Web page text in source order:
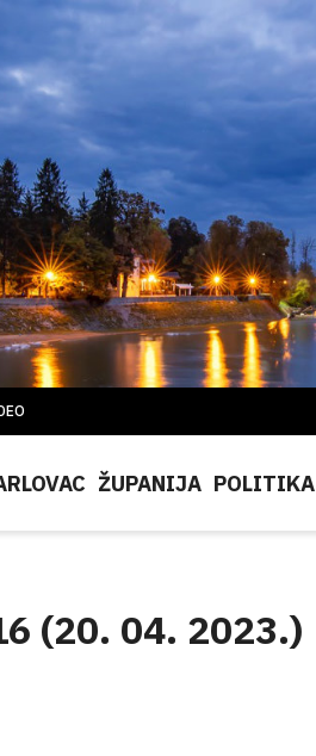
ŽUPANIJA POLITIKA
(20. 04. 2023.)